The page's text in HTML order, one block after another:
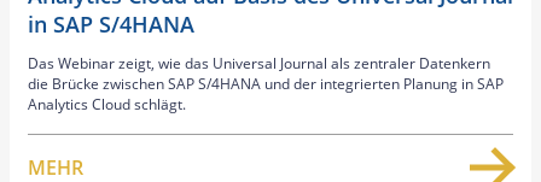
in SAP S/4HANA
Das Webinar zeigt, wie das Universal Journal als zentraler Datenkern
die Brücke zwischen SAP S/4HANA und der integrierten Planung in SAP
Analytics Cloud schlägt.
MEHR